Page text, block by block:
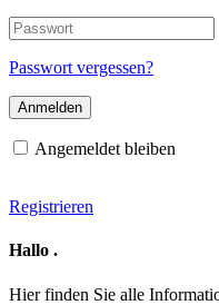
oder
E-
Mail-
Adresse
Passwort
Passwort vergessen?
Angemeldet bleiben
Registrieren
Hallo .
Hier finden Sie alle